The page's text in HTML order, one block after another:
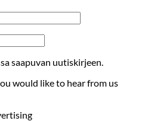
saapuvan uutiskirjeen.
would like to hear from us